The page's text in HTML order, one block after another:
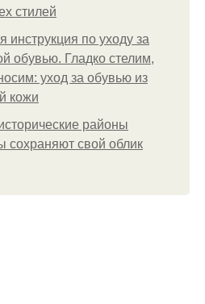
стилей
инструкция по уходу за
обувью. Гладко стелим,
уход за обувью из
кожи
районы
сохраняют свой облик